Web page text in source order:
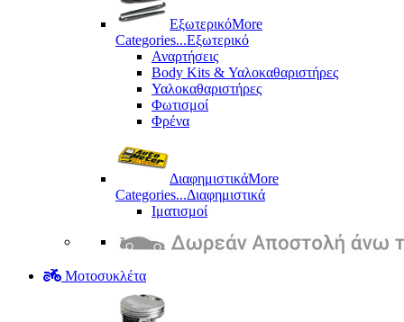
ΕξωτερικόMore
Categories...Εξωτερικό
Αναρτήσεις
Body Kits & Υαλοκαθαριστήρες
Υαλοκαθαριστήρες
Φωτισμοί
Φρένα
ΔιαφημιστικάMore
Categories...Διαφημιστικά
Ιματισμοί
Μοτοσυκλέτα